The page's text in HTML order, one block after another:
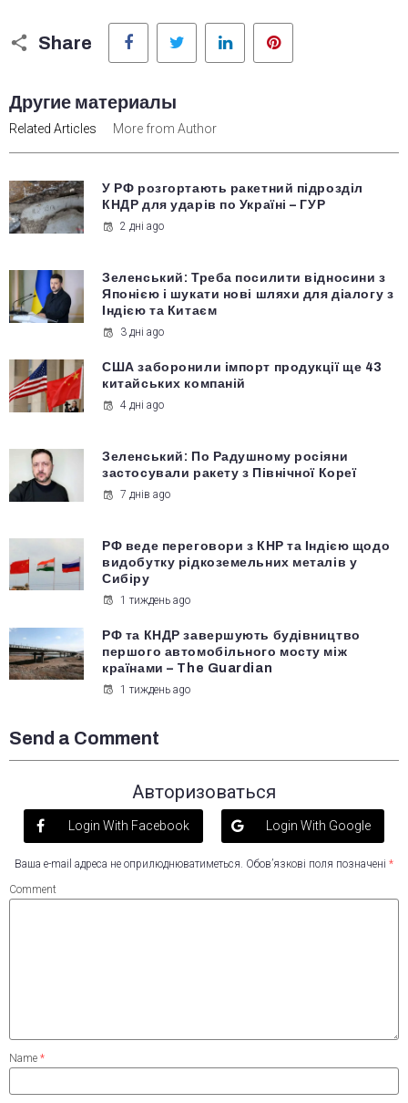
Share
Facebook Twitter LinkedIn
Другие материалы
Related Articles More from Author
У РФ розгортають ракетний підрозділ
КНДР для ударів по Україні – ГУР
2 дні ago
Зеленський: Треба посилити відносини з
Японією і шукати нові шляхи для діалогу з
Індією та Китаєм
3 дні ago
США заборонили імпорт продукції ще 43
китайських компаній
4 дні ago
Зеленський: По Радушному росіяни
застосували ракету з Північної Кореї
7 днів ago
РФ веде переговори з КНР та Індією щодо
видобутку рідкоземельних металів у
Сибіру
1 тиждень ago
РФ та КНДР завершують будівництво
першого автомобільного мосту між
країнами – The Guardian
1 тиждень ago
Send a Comment
Авторизоваться
Login With Facebook Login With Google
Ваша e-mail адреса не оприлюднюватиметься. Обов’язкові поля позначені *
Comment
Name *